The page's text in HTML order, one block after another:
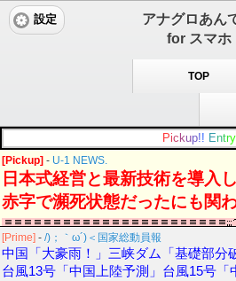
アナグロあん
for スマホ
設定
TOP
Pic kup!! Entry
[Pickup] - U-1 NEWS.
日本式経営と最新技術を導入
赤字で瀕死状態だったにも関
[Prime] - /)；｀ω´)＜国家総動員報
中国「大豪雨！」三峡ダム「基礎部分
台風13号「中国上陸予測」台風15号